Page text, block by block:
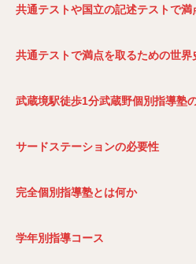
共通テストや国立の記述テストで満
共通テストで満点を取るための世界
武蔵境駅徒歩1分武蔵野個別指導塾
サードステーションの必要性
完全個別指導塾とは何か
学年別指導コース